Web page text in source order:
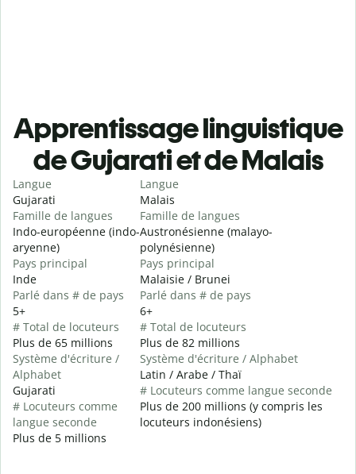
Apprentissage linguistique
de Gujarati et de Malais
Langue
Gujarati
Famille de langues
Indo-européenne (indo-
aryenne)
Pays principal
Inde
Parlé dans # de pays
5+
# Total de locuteurs
Plus de 65 millions
Système d'écriture /
Alphabet
Gujarati
# Locuteurs comme
langue seconde
Plus de 5 millions
Langue
Malais
Famille de langues
Austronésienne (malayo-
polynésienne)
Pays principal
Malaisie / Brunei
Parlé dans # de pays
6+
# Total de locuteurs
Plus de 82 millions
Système d'écriture / Alphabet
Latin / Arabe / Thaï
# Locuteurs comme langue seconde
Plus de 200 millions (y compris les
locuteurs indonésiens)